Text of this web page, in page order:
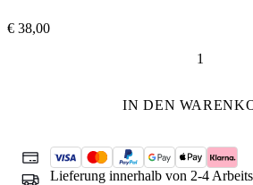
€ 38,00
IN DEN
Lieferung innerhalb von 2-4